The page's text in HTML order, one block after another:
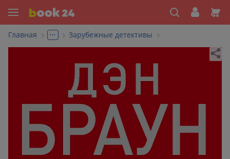
Главная ... Зарубежные детективы